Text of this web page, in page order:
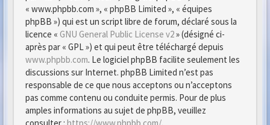
« www.phpbb.com », « phpBB Limited », « équipes
phpBB ») qui est un script libre de forum, déclaré sous la
licence « GNU General Public License v2» (désigné ci-
après par « GPL ») et qui peut être téléchargé depuis
www.phpbb.com. Le logiciel phpBB facilite seulement les
discussions sur Internet. phpBB Limited n’est pas
responsable de ce que nous acceptons ou n’acceptons
pas comme contenu ou conduite permis. Pour de plus
amples informations au sujet de phpBB, veuillez